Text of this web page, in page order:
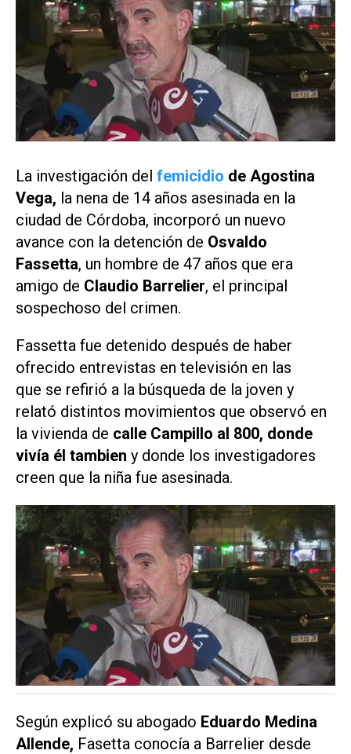
La investigación del femicidio de Agostina
Vega, la nena de 14 años asesinada en la
ciudad de Córdoba, incorporó un nuevo
avance con la detención de Osvaldo
Fassetta, un hombre de 47 años que era
amigo de Claudio Barrelier, el principal
sospechoso del crimen.
Fassetta fue detenido después de haber
ofrecido entrevistas en televisión en las
que se refirió a la búsqueda de la joven y
relató distintos movimientos que observó en
la vivienda de calle Campillo al 800, donde
vivía él tambien y donde los investigadores
creen que la niña fue asesinada.
Según explicó su abogado Eduardo Medina
Allende, Fasetta conocía a Barrelier desde